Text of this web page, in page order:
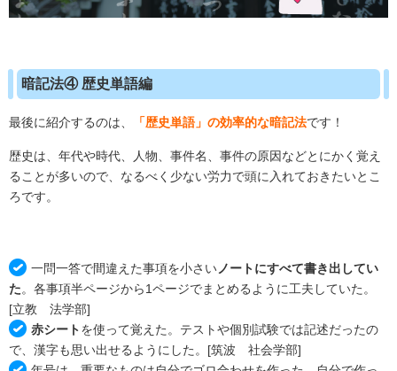
暗記法④ 歴史単語編
最後に紹介するのは、 「歴史単語」の効率的な暗記法です！
歴史は、年代や時代、人物、事件名、事件の原因などとにかく覚え
ることが多いので、なるべく少ない労力で頭に入れておきたいとこ
ろです。
一問一答で間違えた事項を小さいノートにすべて書き出してい
た。各事項半ページから1ページでまとめるように工夫していた。
[立教 法学部]
赤シートを使って覚えた。テストや個別試験では記述だったの
で、漢字も思い出せるようにした。[筑波 社会学部]